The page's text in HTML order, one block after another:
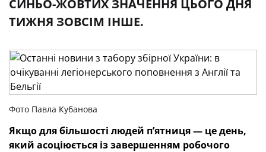
СИНЬО-ЖОВТИХ ЗНАЧЕННЯ ЦЬОГО ДНЯ
ТИЖНЯ ЗОВСІМ ІНШЕ.
Фото Павла Кубанова
Якщо для більшості людей п’ятниця — це день,
який асоціюється із завершенням робочого